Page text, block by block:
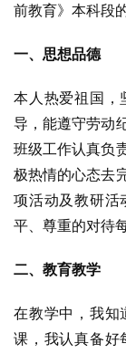
前教育》本科段
一、思想品德
本人热爱祖国，
导，能遵守劳动
班级工作认真负
极热情的心态去
项活动及教研活
平、尊重的对待
二、教育教学
在教学中，我知
课，我认真备好